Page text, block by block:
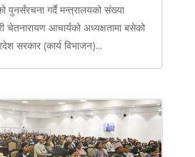
पुनर्संरचना गर्दै मन्त्रालयको संख्या
चेतनारायण आचार्यको अध्यक्षतामा बसेको
सरकार (कार्य विभाजन)...